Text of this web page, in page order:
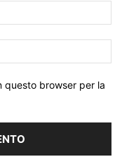
questo browser per la